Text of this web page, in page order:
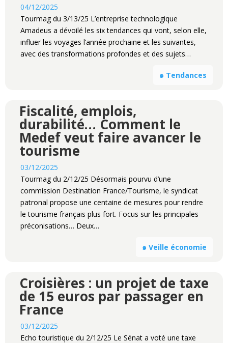
04/12/2025
Tourmag du 3/13/25 L’entreprise technologique
Amadeus a dévoilé les six tendances qui vont, selon elle,
influer les voyages l’année prochaine et les suivantes,
avec des transformations profondes et des sujets…
๑ Tendances
Fiscalité, emplois,
durabilité… Comment le
Medef veut faire avancer le
tourisme
03/12/2025
Tourmag du 2/12/25 Désormais pourvu d’une
commission Destination France/Tourisme, le syndicat
patronal propose une centaine de mesures pour rendre
le tourisme français plus fort. Focus sur les principales
préconisations… Deux…
๑ Veille économie
Croisières : un projet de taxe
de 15 euros par passager en
France
03/12/2025
Echo touristique du 2/12/25 Le Sénat a voté une taxe